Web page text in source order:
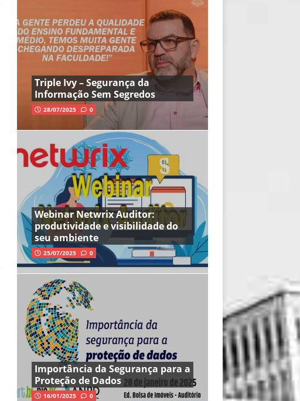
Triple Ivy – Segurança da
Informação Sem Segredos
28/07/2025 0
Webinar Netwrix Auditor:
produtividade e visibilidade do
seu ambiente
25/07/2025 0
Importância da Segurança para a
Proteção de Dados
16/01/2025 0